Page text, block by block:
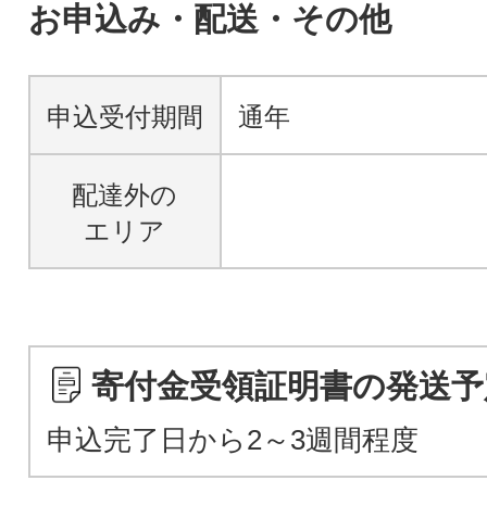
お申込み・配送・その他
申込受付期間 通年
配達外の
エリア
寄付金受領証明書の発送
申込完了日から2～3週間程度